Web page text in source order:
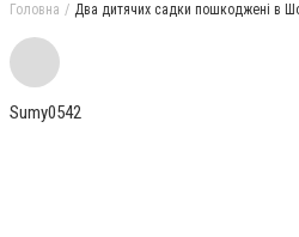
Головна Два дитячих садки пошкоджені в
Sumy0542